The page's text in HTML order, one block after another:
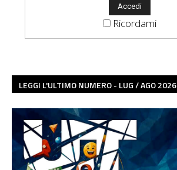
Ricordami
LEGGI L'ULTIMO NUMERO - LUG / AGO 2026